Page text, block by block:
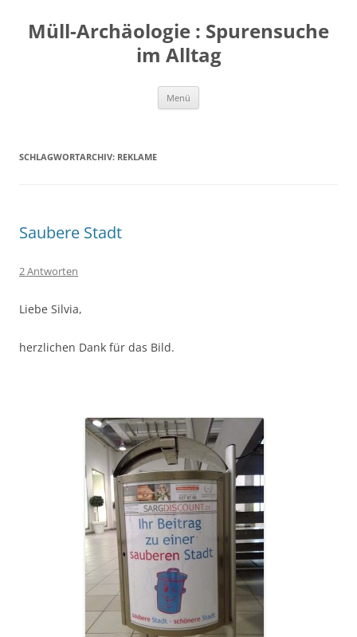
springen
Müll-Archäologie : Spurensuche
im Alltag
Menü
SCHLAGWORTARCHIV: REKLAME
Saubere Stadt
2 Antworten
Liebe Silvia,
herzlichen Dank für das Bild.